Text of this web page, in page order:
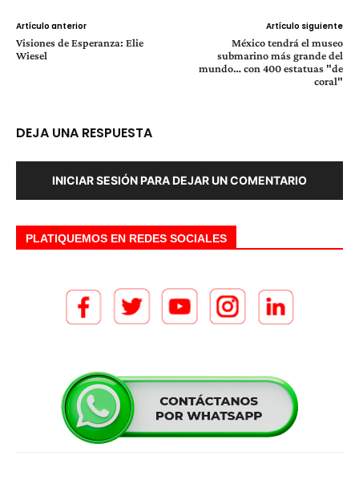
Artículo anterior
Visiones de Esperanza: Elie
Wiesel
Artículo siguiente
México tendrá el museo
submarino más grande del
mundo… con 400 estatuas "de
coral"
DEJA UNA RESPUESTA
INICIAR SESIÓN PARA DEJAR UN COMENTARIO
PLATIQUEMOS EN REDES SOCIALES